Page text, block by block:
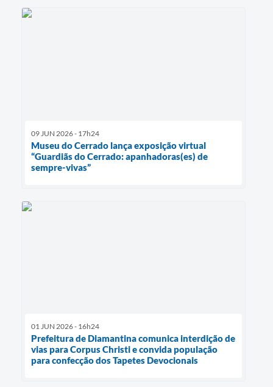
09 JUN 2026 - 17h24
Museu do Cerrado lança exposição virtual
“Guardiãs do Cerrado: apanhadoras(es) de
sempre-vivas”
01 JUN 2026 - 16h24
Prefeitura de Diamantina comunica interdição de
vias para Corpus Christi e convida população
para confecção dos Tapetes Devocionais